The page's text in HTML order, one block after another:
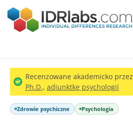
Recenzowane akademicko przez
Ph.D., adiunktkę psychologii
Zdrowie psychiczne Psychologia